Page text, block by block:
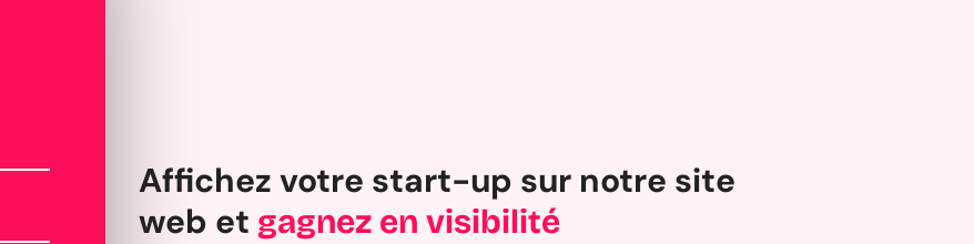
Affichez votre start-up sur notre site
web et gagnez en visibilité